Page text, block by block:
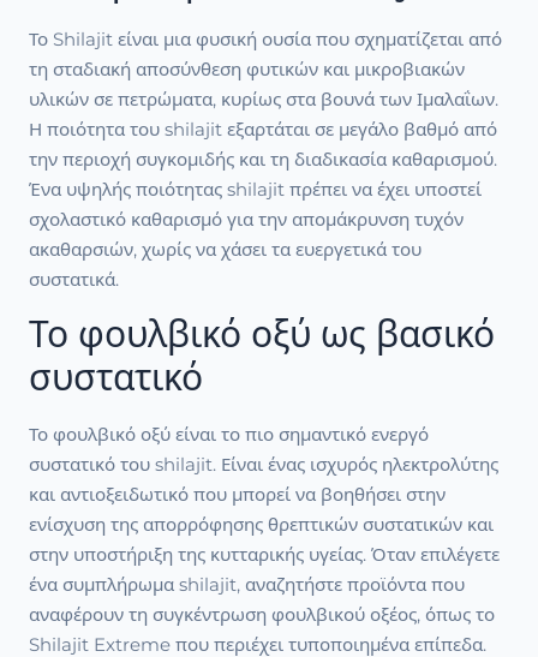
Το Shilajit είναι μια φυσική ουσία που σχηματίζεται από
τη σταδιακή αποσύνθεση φυτικών και μικροβιακών
υλικών σε πετρώματα, κυρίως στα βουνά των Ιμαλαΐων.
Η ποιότητα του shilajit εξαρτάται σε μεγάλο βαθμό από
την περιοχή συγκομιδής και τη διαδικασία καθαρισμού.
Ένα υψηλής ποιότητας shilajit πρέπει να έχει υποστεί
σχολαστικό καθαρισμό για την απομάκρυνση τυχόν
ακαθαρσιών, χωρίς να χάσει τα ευεργετικά του
συστατικά.
Το φουλβικό οξύ ως βασικό
συστατικό
Το φουλβικό οξύ είναι το πιο σημαντικό ενεργό
συστατικό του shilajit. Είναι ένας ισχυρός ηλεκτρολύτης
και αντιοξειδωτικό που μπορεί να βοηθήσει στην
ενίσχυση της απορρόφησης θρεπτικών συστατικών και
στην υποστήριξη της κυτταρικής υγείας. Όταν επιλέγετε
ένα συμπλήρωμα shilajit, αναζητήστε προϊόντα που
αναφέρουν τη συγκέντρωση φουλβικού οξέος, όπως το
Shilajit Extreme που περιέχει τυποποιημένα επίπεδα.